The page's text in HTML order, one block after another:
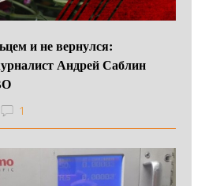
и не вернулся:
Андрей Саблин
1